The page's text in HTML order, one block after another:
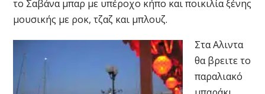
το Σαβάνα μπαρ με υπέροχο κήπο και ποικιλία ξένης
μουσικής με ροκ, τζαζ και μπλουζ.
Στα Αλιντα
θα βρειτε το
παραλιακό